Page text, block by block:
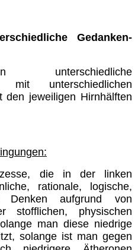
Gedanken-
unterschiedliche
mit unterschiedlichen
den jeweiligen Hirnhälften
die in der linken
rationale, logische,
Denken aufgrund von
stofflichen, physischen
man diese niedrige
solange ist man gegen